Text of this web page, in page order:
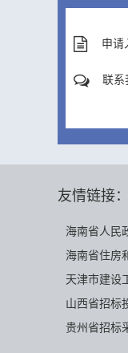
申请
联系
友情链接：
海南省人民
海南省住房
天津市建设
山西省招标
贵州省招标